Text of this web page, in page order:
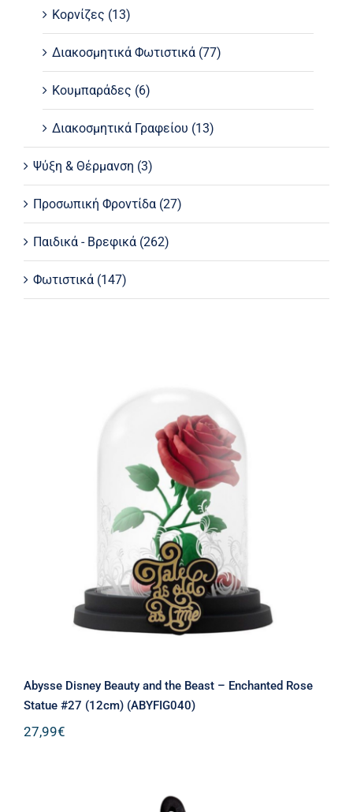
Κορνίζες (13)
Διακοσμητικά Φωτιστικά (77)
Κουμπαράδες (6)
Διακοσμητικά Γραφείου (13)
Ψύξη & Θέρμανση (3)
Προσωπική Φροντίδα (27)
Παιδικά - Βρεφικά (262)
Φωτιστικά (147)
Abysse Disney Beauty and the Beast –
Enchanted Rose Statue #27 (12cm)
(ABYFIG040)
Abysse Disney Beauty and the Beast – Enchanted Rose
Statue #27 (12cm) (ABYFIG040)
27,99€